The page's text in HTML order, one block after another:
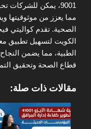
9001، يمكن للشركات
مما يعزز من موثوقيتها
الصحية. تقدم كواليتي
الكويت لتسهيل تطبيق
الطبية، مما يضمن
قطاع الصحة وتحقيق
مقالات ذات صلة: